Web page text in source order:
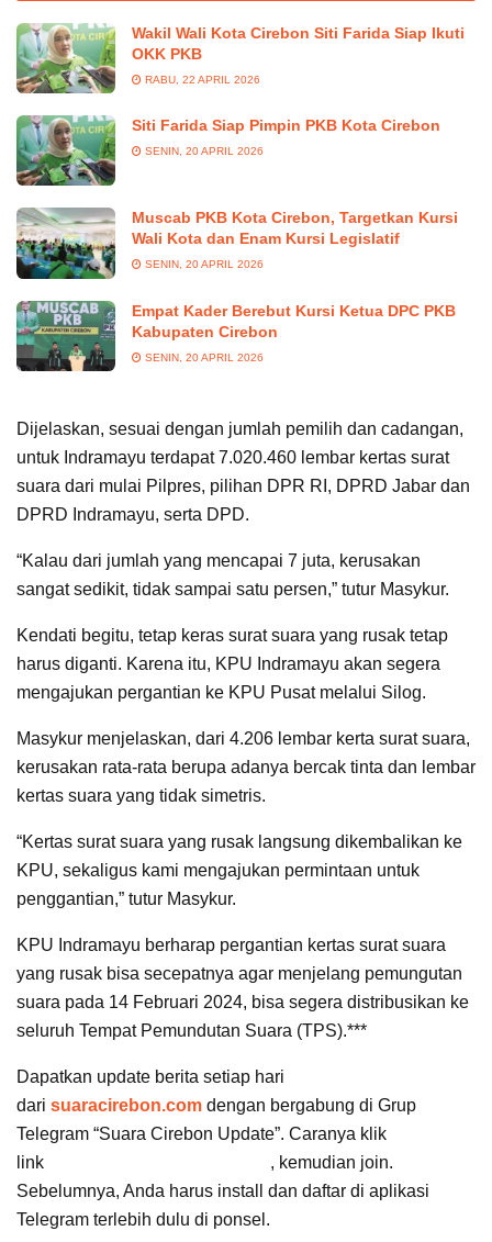
Wakil Wali Kota Cirebon Siti Farida Siap Ikuti
OKK PKB
RABU, 22 APRIL 2026
Siti Farida Siap Pimpin PKB Kota Cirebon
SENIN, 20 APRIL 2026
Muscab PKB Kota Cirebon, Targetkan Kursi
Wali Kota dan Enam Kursi Legislatif
SENIN, 20 APRIL 2026
Empat Kader Berebut Kursi Ketua DPC PKB
Kabupaten Cirebon
SENIN, 20 APRIL 2026
Dijelaskan, sesuai dengan jumlah pemilih dan cadangan,
untuk Indramayu terdapat 7.020.460 lembar kertas surat
suara dari mulai Pilpres, pilihan DPR RI, DPRD Jabar dan
DPRD Indramayu, serta DPD.
“Kalau dari jumlah yang mencapai 7 juta, kerusakan
sangat sedikit, tidak sampai satu persen,” tutur Masykur.
Kendati begitu, tetap keras surat suara yang rusak tetap
harus diganti. Karena itu, KPU Indramayu akan segera
mengajukan pergantian ke KPU Pusat melalui Silog.
Masykur menjelaskan, dari 4.206 lembar kerta surat suara,
kerusakan rata-rata berupa adanya bercak tinta dan lembar
kertas suara yang tidak simetris.
“Kertas surat suara yang rusak langsung dikembalikan ke
KPU, sekaligus kami mengajukan permintaan untuk
penggantian,” tutur Masykur.
KPU Indramayu berharap pergantian kertas surat suara
yang rusak bisa secepatnya agar menjelang pemungutan
suara pada 14 Februari 2024, bisa segera distribusikan ke
seluruh Tempat Pemundutan Suara (TPS).***
Dapatkan update berita setiap hari
dari suaracirebon.com dengan bergabung di Grup
Telegram “Suara Cirebon Update”. Caranya klik
link
, kemudian join.
Sebelumnya, Anda harus install dan daftar di aplikasi
Telegram terlebih dulu di ponsel.